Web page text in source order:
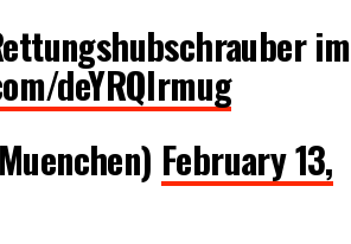
im
deYRQIrmug
February 13,